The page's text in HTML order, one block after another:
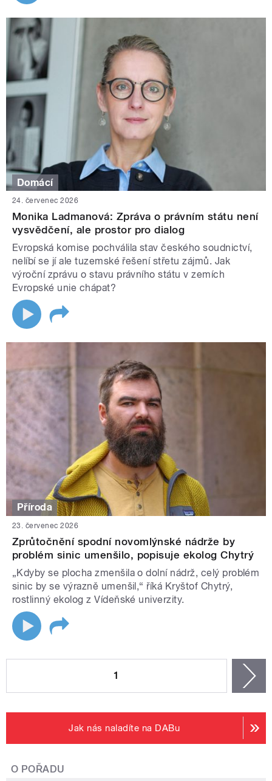
Domácí
24. červenec 2026
Monika Ladmanová: Zpráva o právním státu není
vysvědčení, ale prostor pro dialog
Evropská komise pochválila stav českého soudnictví,
nelíbí se jí ale tuzemské řešení střetu zájmů. Jak
výroční zprávu o stavu právního státu v zemích
Evropské unie chápat?
Příroda
23. červenec 2026
Zprůtočnění spodní novomlýnské nádrže by
problém sinic umenšilo, popisuje ekolog Chytrý
„Kdyby se plocha zmenšila o dolní nádrž, celý problém
sinic by se výrazně umenšil,“ říká Kryštof Chytrý,
rostlinný ekolog z Vídeňské univerzity.
1
Jak nás naladíte na DABu
O POŘADU